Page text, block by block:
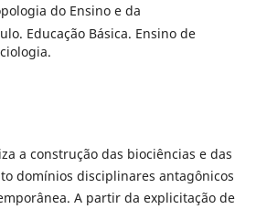
do Ensino e da
Educação Básica. Ensino de
a construção das biociências e das
domínios disciplinares antagônicos
A partir da explicitação de